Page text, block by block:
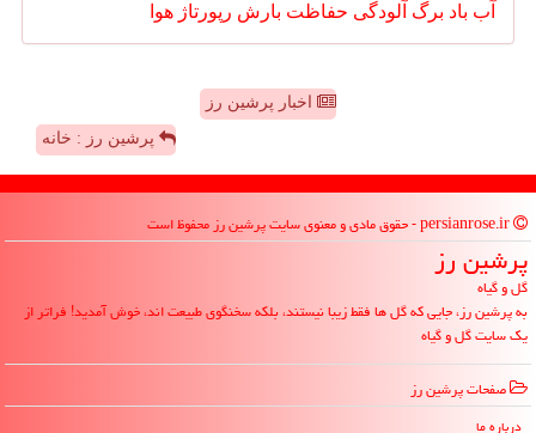
آب باد برگ آلودگی حفاظت بارش رپورتاژ هوا
اخبار پرشین رز
پرشین رز : خانه
پرشین رز
گل و گیاه
به پرشین رز، جایی که گل ها فقط زیبا نیستند، بلکه سخنگوی طبیعت اند، خوش آمدید! فراتر از
یک سایت گل و گیاه
صفحات پرشین رز
درباره ما